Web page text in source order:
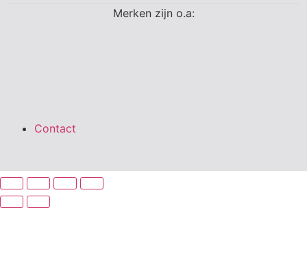
Merken zijn o.a:
Contact